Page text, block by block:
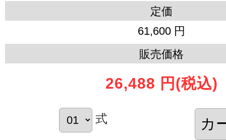
定価
61,600 円
販売価格
26,488 円 (税込)
式